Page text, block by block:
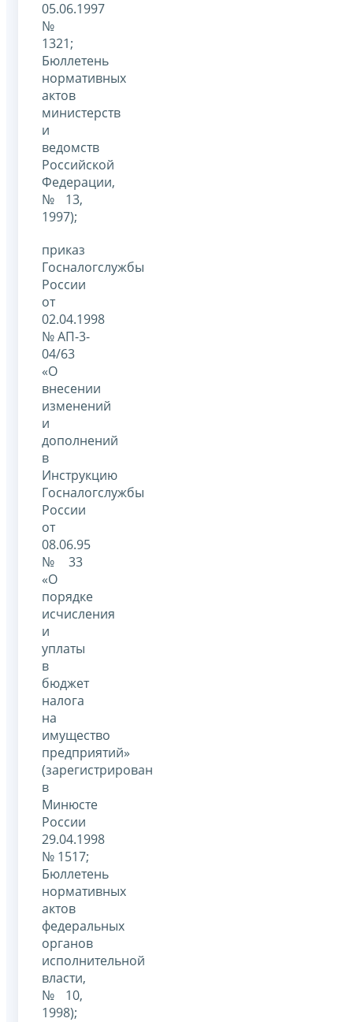
05.06.1997
№
1321;
Бюллетень
нормативных
актов
министерств
и
ведомств
Российской
Федерации,
№ 13,
1997);
приказ
Госналогслужбы
России
от
02.04.1998
№ АП-3-
04/63
«О
внесении
изменений
и
дополнений
в
Инструкцию
Госналогслужбы
России
от
08.06.95
№ 33
«О
порядке
исчисления
и
уплаты
в
бюджет
налога
на
имущество
предприятий»
(зарегистрирован
в
Минюсте
России
29.04.1998
№ 1517;
Бюллетень
нормативных
актов
федеральных
органов
исполнительной
власти,
№ 10,
1998);